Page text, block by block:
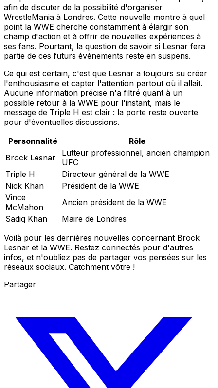
afin de discuter de la possibilité d'organiser
WrestleMania à Londres. Cette nouvelle montre à quel
point la WWE cherche constamment à élargir son
champ d'action et à offrir de nouvelles expériences à
ses fans. Pourtant, la question de savoir si Lesnar fera
partie de ces futurs événements reste en suspens.
Ce qui est certain, c'est que Lesnar a toujours su créer
l'enthousiasme et capter l'attention partout où il allait.
Aucune information précise n'a filtré quant à un
possible retour à la WWE pour l'instant, mais le
message de Triple H est clair : la porte reste ouverte
pour d'éventuelles discussions.
Personnalité
Rôle
Brock Lesnar
Lutteur professionnel, ancien champion
UFC
Triple H
Directeur général de la WWE
Nick Khan
Président de la WWE
Vince
McMahon
Ancien président de la WWE
Sadiq Khan
Maire de Londres
Voilà pour les dernières nouvelles concernant Brock
Lesnar et la WWE. Restez connectés pour d'autres
infos, et n'oubliez pas de partager vos pensées sur les
réseaux sociaux. Catchment vôtre !
Partager